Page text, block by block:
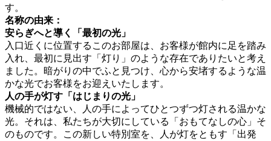
す。
名称の由来：
安らぎへと導く「最初の光」
入口近くに位置するこのお部屋は、お客様が館内に足を踏み
入れ、最初に見出す「灯り」のような存在でありたいと考え
ました。暗がりの中でふと見つけ、心から安堵するような温
かな光でお客様をお迎えいたします。
人の手が灯す「はじまりの光」
機械的ではない、人の手によってひとつずつ灯される温かな
光。それは、私たちが大切にしている「おもてなしの心」そ
のものです。この新しい特別室を、人が灯をともす「出発